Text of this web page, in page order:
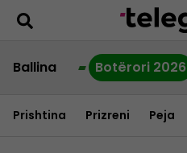
Ballina Botërori 2026
Prishtina Prizreni Peja